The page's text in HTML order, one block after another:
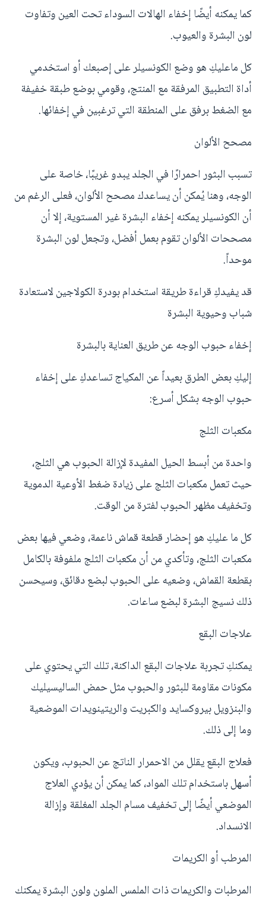
كما يمكنه أيضًا إخفاء الهالات السوداء تحت العين وتفاوت
لون البشرة والعيوب.
كل ماعليكِ هو وضع الكونسيلر على إصبعك أو استخدمي
أداة التطبيق المرفقة مع المنتج، وقومي بوضع طبقة خفيفة
مع الضغط برفق على المنطقة التي ترغبين في إخفائها.
مصحح الألوان
تسبب البثور احمرارًا في الجلد يبدو غريبًا، خاصة على
الوجه، وهنا يُمكن أن يساعدك مصحح الألوان، فعلى الرغم من
أن الكونسيلر يمكنه إخفاء البشرة غير المستوية، إلا أن
مصححات الألوان تقوم بعمل أفضل، وتجعل لون البشرة
موحداً.
قد يفيدكِ قراءة طريقة استخدام بودرة الكولاجين لاستعادة
شباب وحيوية البشرة
إخفاء حبوب الوجه عن طريق العناية بالبشرة
إليكِ بعض الطرق بعيداً عن المكياج تساعدكِ على إخفاء
حبوب الوجه بشكل أسرع:
مكعبات الثلج
واحدة من أبسط الحيل المفيدة لإزالة الحبوب هي الثلج،
حيث تعمل مكعبات الثلج على زيادة ضغط الأوعية الدموية
وتخفيف مظهر الحبوب لفترة من الوقت.
كل ما عليكِ هو إحضار قطعة قماش ناعمة، وضعي فيها بعض
مكعبات الثلج، وتأكدي من أن مكعبات الثلج ملفوفة بالكامل
بقطعة القماش، وضعيه على الحبوب لبضع دقائق، وسيحسن
ذلك نسيج البشرة لبضع ساعات.
علاجات البقع
يمكنكِ تجربة علاجات البقع الداكنة، تلك التي يحتوي على
مكونات مقاومة للبثور والحبوب مثل حمض الساليسيليك
والبنزويل بيروكسايد والكبريت والريتينويدات الموضعية
وما إلى ذلك.
فعلاج البقع يقلل من الاحمرار الناتج عن الحبوب، ويكون
أسهل باستخدام تلك المواد، كما يمكن أن يؤدي العلاج
الموضعي أيضًا إلى تخفيف مسام الجلد المغلقة وإزالة
الانسداد.
المرطب أو الكريمات
المرطبات والكريمات ذات الملمس الملون ولون البشرة يمكنك